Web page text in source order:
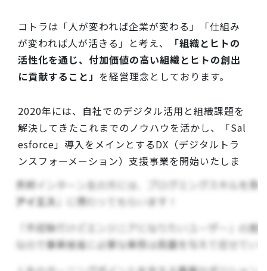
コトラは「人が変われば企業が変わる」「仕組み
が変われば人が活きる」と考え、
「組織とヒトの
活性化を通じ、付加価値の高い組織とヒトの創出
に貢献すること」 を経営理念としております。
2020年には、自社でのデジタル活用と組織課題を
解決してきたこれまでのノウハウを活かし、「Sal
esforce」導入をメインとするDX（デジタルトラ
ンスフォーメーション）支援事業を開始いたしま
した。
わたしたちは、プロフェッショナル人材の紹介とD
X支援を通じて、組織課題に対するソリューション
を提供し、豊かな社会の創造に貢献します。